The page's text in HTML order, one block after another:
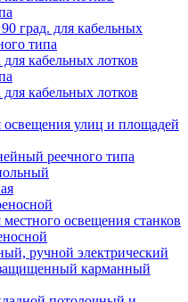
град. для кабельных
типа
для кабельных лотков
для кабельных лотков
освещения улиц и площадей
реечного типа
освещения станков
ручной электрический
карманный